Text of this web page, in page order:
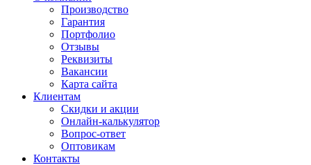
Производство
Гарантия
Портфолио
Отзывы
Реквизиты
Вакансии
Карта сайта
Клиентам
Скидки и акции
Онлайн-калькулятор
Вопрос-ответ
Оптовикам
Контакты